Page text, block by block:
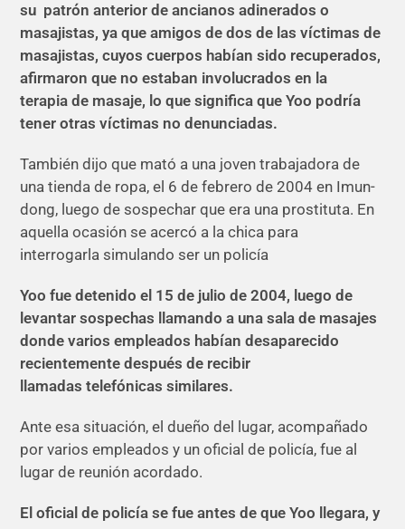
su patrón anterior de ancianos adinerados o
masajistas, ya que amigos de dos de las víctimas de
masajistas, cuyos cuerpos habían sido recuperados,
afirmaron que no estaban involucrados en la
terapia de masaje, lo que significa que Yoo podría
tener otras víctimas no denunciadas.
También dijo que mató a una joven trabajadora de
una tienda de ropa, el 6 de febrero de 2004 en Imun-
dong, luego de sospechar que era una prostituta. En
aquella ocasión se acercó a la chica para
interrogarla simulando ser un policía
Yoo fue detenido el 15 de julio de 2004, luego de
levantar sospechas llamando a una sala de masajes
donde varios empleados habían desaparecido
recientemente después de recibir
llamadas telefónicas similares.
Ante esa situación, el dueño del lugar, acompañado
por varios empleados y un oficial de policía, fue al
lugar de reunión acordado.
El oficial de policía se fue antes de que Yoo llegara, y